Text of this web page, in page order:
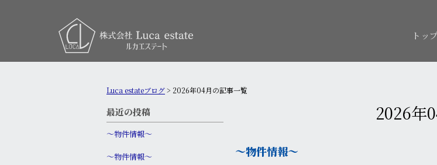
トッ
Luca estateブログ> 2026年04月の記事一覧
最近の投稿
〜物件情報〜
〜物件情報〜
2026年
〜物件情報〜